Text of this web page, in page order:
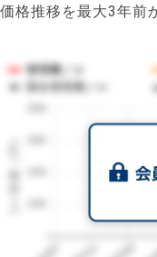
価格推移を最大3年前
1㎡単価（円）
管理費／㎡